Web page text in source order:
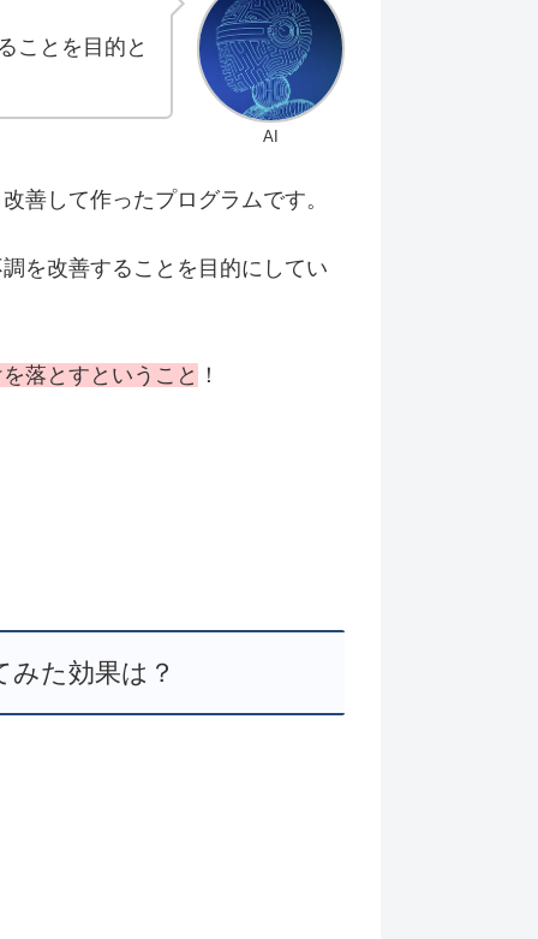
AI
ことを目的と
善して作ったプログラムです。
を改善することを目的にしてい
落とすということ ！
た効果は？